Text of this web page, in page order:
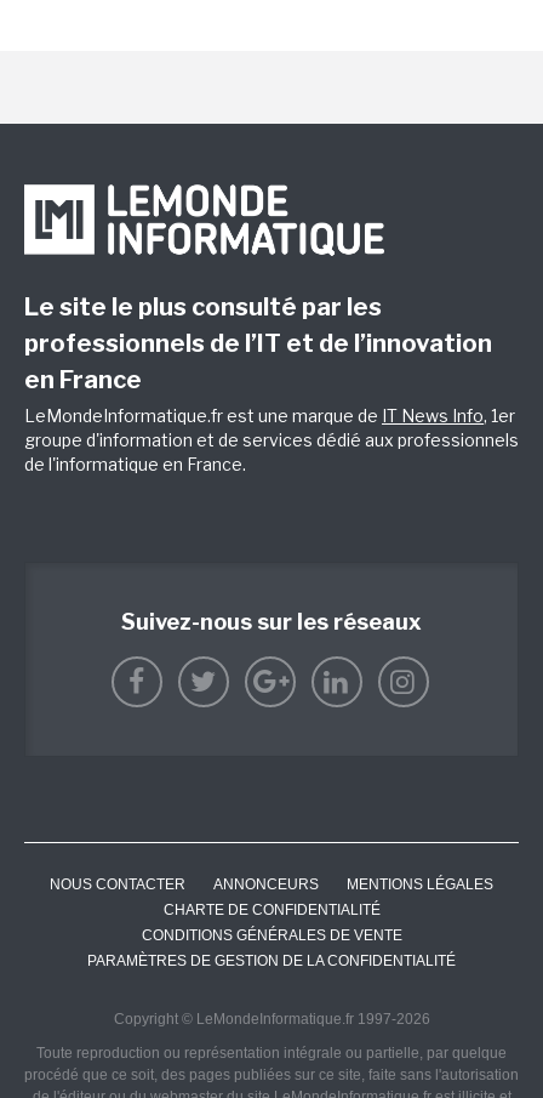
Le site le plus consulté par les
professionnels de l’IT et de l’innovation
en France
LeMondeInformatique.fr est une marque de IT News Info, 1er
groupe d'information et de services dédié aux professionnels
de l'informatique en France.
Suivez-nous sur les réseaux
NOUS CONTACTER ANNONCEURS
MENTIONS LÉGALES
CHARTE DE CONFIDENTIALITÉ
CONDITIONS GÉNÉRALES DE VENTE
PARAMÈTRES DE GESTION DE LA CONFIDENTIALITÉ
Copyright © LeMondeInformatique.fr 1997-2026
Toute reproduction ou représentation intégrale ou partielle, par quelque
procédé que ce soit, des pages publiées sur ce site, faite sans l'autorisation